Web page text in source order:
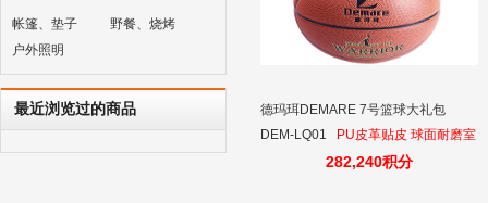
帐篷、垫子
野餐、烧烤
户外照明
最近浏览过的商品
德玛珥DEMARE 7号篮球大礼包
DEM-LQ01
PU皮革贴皮 球面耐磨室
内外通用 全颗粒表层操控更出色
282,240积分